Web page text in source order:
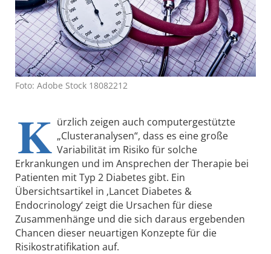
Foto: Adobe Stock 18082212
K ürzlich zeigen auch computergestützte
„Clusteranalysen“, dass es eine große
Variabilität im Risiko für solche
Erkrankungen und im Ansprechen der Therapie bei
Patienten mit Typ 2 Diabetes gibt. Ein
Übersichtsartikel in ‚Lancet Diabetes &
Endocrinology‘ zeigt die Ursachen für diese
Zusammenhänge und die sich daraus ergebenden
Chancen dieser neuartigen Konzepte für die
Risikostratifikation auf.